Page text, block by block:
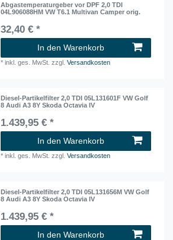
Abgastemperaturgeber vor DPF 2,0 TDI
04L906088HM VW T6.1 Multivan Camper orig.
32,40 € *
In den Warenkorb
*inkl. ges. MwSt. zzgl.Versandkosten
Diesel-Partikelfilter 2,0 TDI 05L131601F VW Golf
8 Audi A3 8Y Skoda Octavia IV
1.439,95 € *
In den Warenkorb
*inkl. ges. MwSt. zzgl.Versandkosten
Diesel-Partikelfilter 2,0 TDI 05L131656M VW Golf
8 Audi A3 8Y Skoda Octavia IV
1.439,95 € *
In den Warenkorb